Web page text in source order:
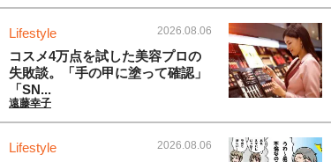
Lifestyle 2026.08.06
コスメ4万点を試した美容プロの
失敗談。「手の甲に塗って確認」
「SN...
遠藤幸子
Lifestyle 2026.08.06